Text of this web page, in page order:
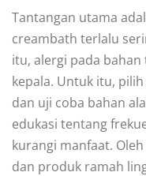
Tantangan utama
creambath terlalu
itu, alergi pada
kepala. Untuk itu,
dan uji coba bahan
edukasi tentang
kurangi manfaat.
dan produk ramah